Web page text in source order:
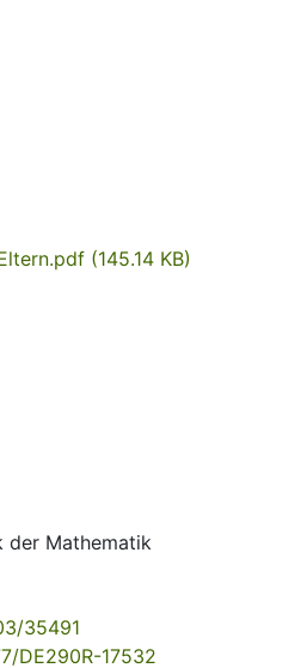
(145.14 KB)
der Mathematik
35491
DE290R-17532